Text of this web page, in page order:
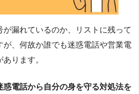
が漏れているのか、リストに残って
が、何故か誰でも迷惑電話や営業電
ります。
惑電話から自分の身を守る対処法を